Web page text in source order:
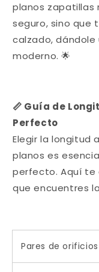
planos zapatillas
seguro, sino que
calzado,
moderno. 🌟
📏 Guía de
Perfecto
Elegir la longitud
planos es
perfecto. Aquí te
que encuentres
Pares de orificios